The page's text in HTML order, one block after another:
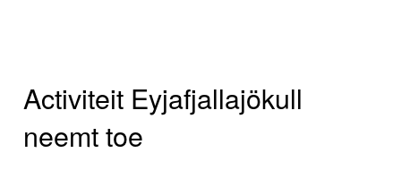
Activiteit Eyjafjallajökull
neemt toe